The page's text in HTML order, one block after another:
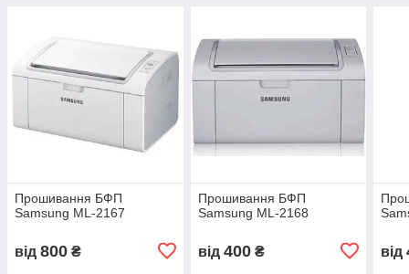
Прошивання БФП
Samsung ML-2167
від 800 ₴
Прошивання БФП
Samsung ML-2168
від 400₴ від